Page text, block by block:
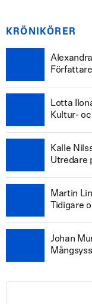
KRÖNIKÖRER
Lotta
Kultur-
Kalle
Utredare
Martin
Tidigare
Johan